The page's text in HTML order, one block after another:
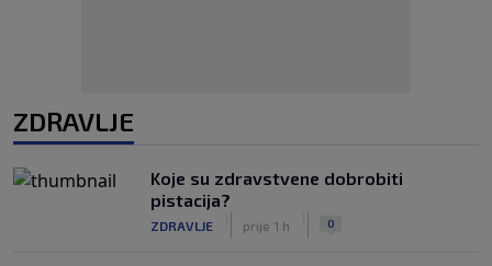
ZDRAVLJE
Koje su zdravstvene dobrobiti
pistacija?
ZDRAVLJE prije 1 h 0